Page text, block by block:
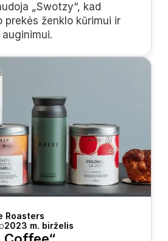
„Swotzy“, kad
prekės ženklo kūrimui ir
Roasters
2023 m. birželis